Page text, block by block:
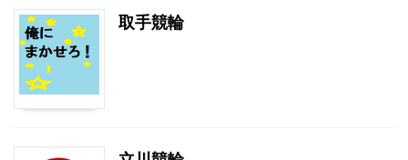
取手競輪